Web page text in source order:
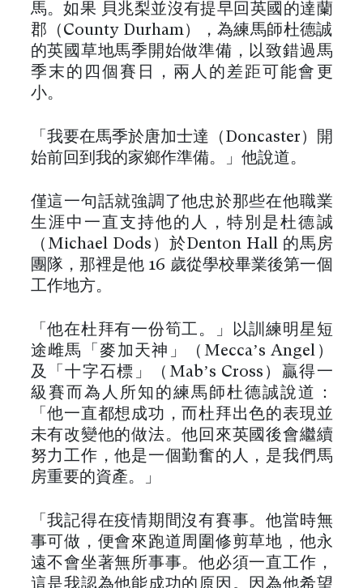
馬。如果 貝兆梨並沒有提早回英國的達蘭
郡（County Durham），為練馬師杜德誠
的英國草地馬季開始做準備，以致錯過馬
季末的四個賽日，兩人的差距可能會更
小。
「我要在馬季於唐加士達（Doncaster）開
始前回到我的家鄉作準備。」他說道。
僅這一句話就強調了他忠於那些在他職業
生涯中一直支持他的人，特別是杜德誠
（Michael Dods）於Denton Hall 的馬房
團隊，那裡是他 16 歲從學校畢業後第一個
工作地方。
「他在杜拜有一份筍工。」以訓練明星短
途雌馬「麥加天神」（Mecca’s Angel）
及「十字石標」（Mab’s Cross）贏得一
級賽而為人所知的練馬師杜德誠說道：
「他一直都想成功，而杜拜出色的表現並
未有改變他的做法。他回來英國後會繼續
努力工作，他是一個勤奮的人，是我們馬
房重要的資產。」
「我記得在疫情期間沒有賽事。他當時無
事可做，便會來跑道周圍修剪草地，他永
遠不會坐著無所事事。他必須一直工作，
這是我認為他能成功的原因。因為他希望